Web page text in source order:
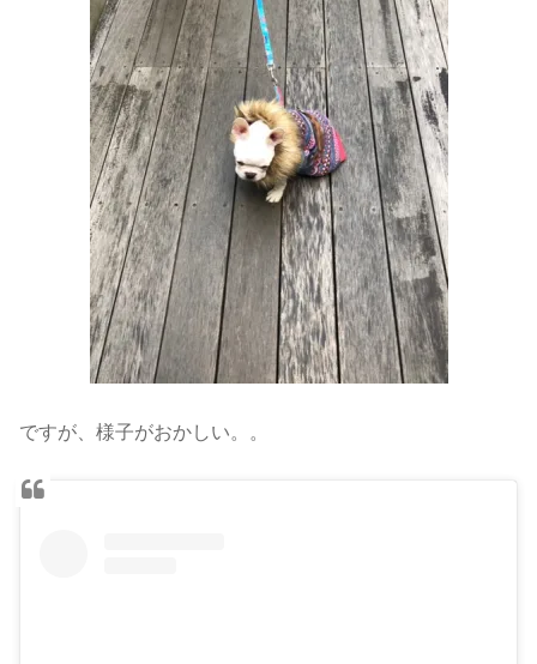
ですが、様子がおかしい。。